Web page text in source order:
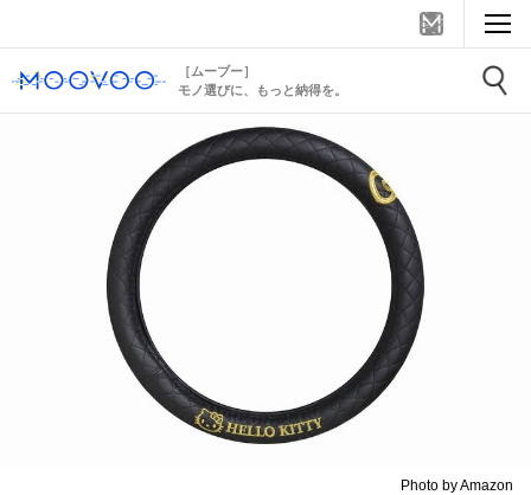
［ムーブー］
モノ選びに、もっと納得を。
Photo by Amazon